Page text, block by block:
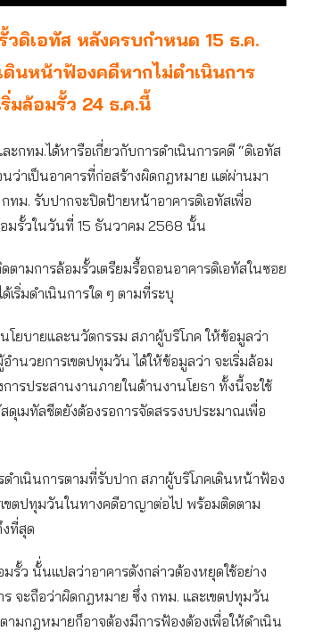
ดิเอทัส หลังครบกำหนด 15 ธ.ค.
ดินหน้าฟ้องคดีหากไม่ดำเนินการ
มล้อมรั้ว 24 ธ.ค.นี้
กทม.ได้หารือเกี่ยวกับการดำเนินการคดี “ดิเอทัส
ว่าเป็นอาคารที่ก่อสร้างผิดกฎหมาย แต่ผ่านมา
ทม. รับปากจะปิดป้ายหน้าอาคารดิเอทัสเพื่อ
อมรั้วในวันที่ 15 ธันวาคม 2568 นั้น
ามการล้อมรั้วเตรียมรื้อถอนอาคารดิเอทัสในซอย
ริ่มดำเนินการใด ๆ ตามที่ระบุ
ยบายและนวัตกรรม สภาผู้บริโภค ให้ข้อมูลว่า
ำนวยการเขตปทุมวัน ได้ให้ข้อมูลว่า จะเริ่มล้อม
รประสานงานภายในด้านงานโยธา ทั้งนี้จะใช้
เมทัลชีตยังต้องรอการจัดสรรงบประมาณเพื่อ
เนินการตามที่รับปาก สภาผู้บริโภคเดินหน้าฟ้อง
ขตปทุมวันในทางคดีอาญาต่อไป พร้อมติดตาม
ที่สุด
รั้ว นั้่นแปลว่าอาคารดังกล่าวต้องหยุดใช้อย่าง
ร จะถือว่าผิดกฎหมาย ซึ่ง กทม. และเขตปทุมวัน
มกฎหมายก็อาจต้องมีการฟ้องต้องเพื่อให้ดำเนิน